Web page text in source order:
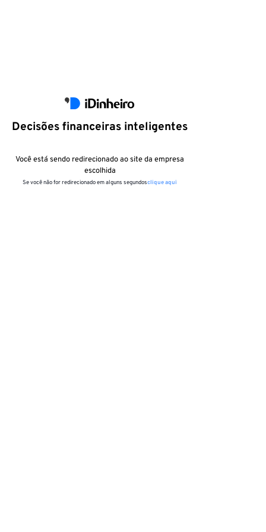
Decisões financeiras inteligentes
Você está sendo redirecionado ao site da empresa
escolhida
Se você não for redirecionado em alguns segundosclique aqui